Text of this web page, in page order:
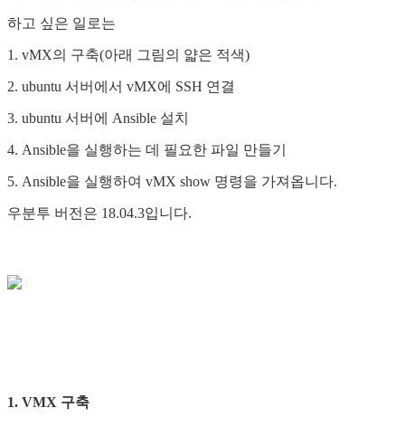
하고 싶은 일로는
1. vMX의 구축(아래 그림의 얇은 적색)
2. ubuntu 서버에서 vMX에 SSH 연결
3. ubuntu 서버에 Ansible 설치
4. Ansible을 실행하는 데 필요한 파일 만들기
5. Ansible을 실행하여 vMX show 명령을 가져옵니다.
우분투 버전은 18.04.3입니다.
1. VMX 구축